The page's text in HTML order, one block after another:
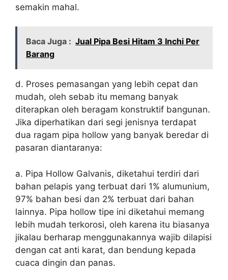
semakin mahal.
Baca Juga : Jual Pipa Besi Hitam 3 Inchi Per
Barang
d. Proses pemasangan yang lebih cepat dan
mudah, oleh sebab itu memang banyak
diterapkan oleh beragam konstruktif bangunan.
Jika diperhatikan dari segi jenisnya terdapat
dua ragam pipa hollow yang banyak beredar di
pasaran diantaranya:
a. Pipa Hollow Galvanis, diketahui terdiri dari
bahan pelapis yang terbuat dari 1% alumunium,
97% bahan besi dan 2% terbuat dari bahan
lainnya. Pipa hollow tipe ini diketahui memang
lebih mudah terkorosi, oleh karena itu biasanya
jikalau berharap menggunakannya wajib dilapisi
dengan cat anti karat, dan bendung kepada
cuaca dingin dan panas.